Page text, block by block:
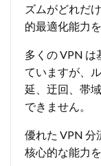
ズムがどれだ
的最適化能力
多くの VPN は
ていますが、
延、迂回、帯
できません。
優れた VPN 分
核心的な能力